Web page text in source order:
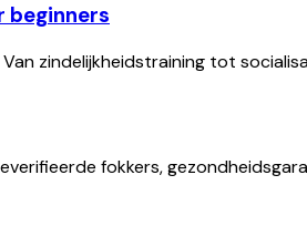
beginners
zindelijkheidstraining tot
fokkers,